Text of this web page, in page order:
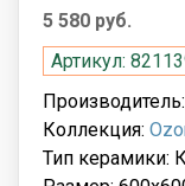
5 580 руб.
Артикул:
Производитель:
Коллекция:
Тип керамики: